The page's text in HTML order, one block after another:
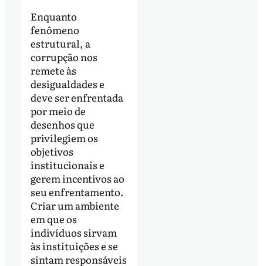
Enquanto
fenômeno
estrutural, a
corrupção nos
remete às
desigualdades e
deve ser enfrentada
por meio de
desenhos que
privilegiem os
objetivos
institucionais e
gerem incentivos ao
seu enfrentamento.
Criar um ambiente
em que os
indivíduos sirvam
às instituições e se
sintam responsáveis